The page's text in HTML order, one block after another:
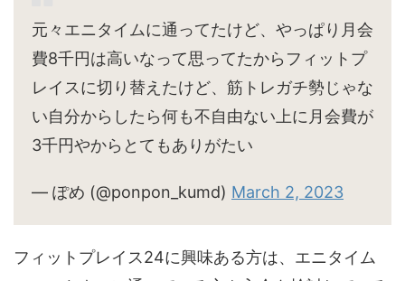
元々エニタイムに通ってたけど、やっぱり月会
費8千円は高いなって思ってたからフィットプ
レイスに切り替えたけど、筋トレガチ勢じゃな
い自分からしたら何も不自由ない上に月会費が
3千円やからとてもありがたい
— ぽめ (@ponpon_kumd) March 2, 2023
フィットプレイス24に興味ある方は、エニタイム